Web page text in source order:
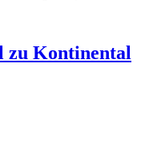
zu Kontinental